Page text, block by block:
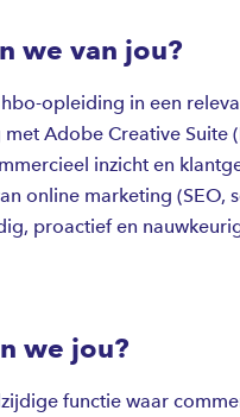
we van jou?
opleiding in een
met Adobe Creative Suite
inzicht en
online marketing (SEO,
proactief en
we jou?
functie waar